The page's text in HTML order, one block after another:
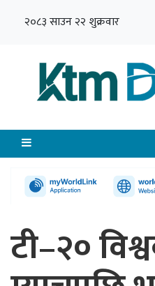
२०८३ साउन २२ शुक्रवार
टी–२०